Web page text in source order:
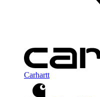
Carhartt